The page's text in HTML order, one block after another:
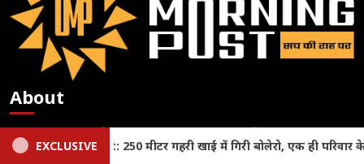
About
सूचना एवं लोकसंपर्क विभाग, देहरादून (उत्तराखण्ड) में सूचीबद्ध न्यूज़
पोर्टल उत्तराखंड मॉर्निंग पोस्ट डॉट कॉम न्यूज़ पोर्टल का मुख्य उद्देश्य देवभूमि
EXCLUSIVE
ही परिवार के पांच लोगों की दर्दनाक मौत Haldwani